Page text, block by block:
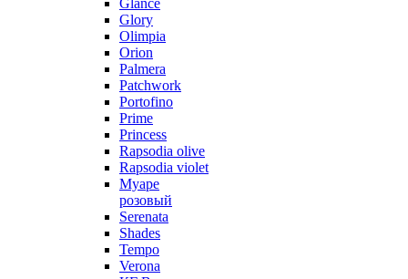
Glance
Glory
Olimpia
Orion
Palmera
Patchwork
Portofino
Prime
Princess
Rapsodia olive
Rapsodia violet
Муаре
розовый
Serenata
Shades
Tempo
Verona